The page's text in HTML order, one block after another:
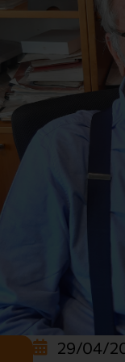
29/04/